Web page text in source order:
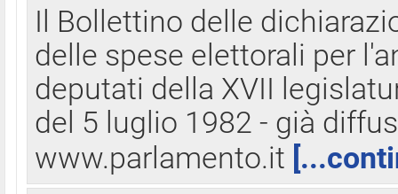
Il Bollettino delle
delle spese elettorali per
deputati della XVII
del 5 luglio 1982 - già
www.parlamento.it